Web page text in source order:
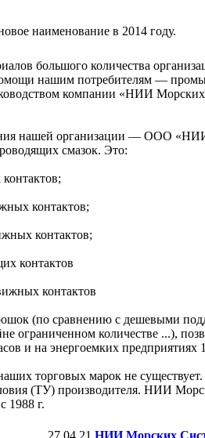
наименование в 2014 году.
большого количества
нашим потребителям —
компании «НИИ
нашей организации —
смазок. Это:
контактов;
контактов;
контактов
контактов
(по сравнению с дешевыми
количестве ...),
и на энергоемких предприятиях
торговых марок не
(ТУ) производителя. НИИ
1988 г.
27.04.21 НИИ Морских